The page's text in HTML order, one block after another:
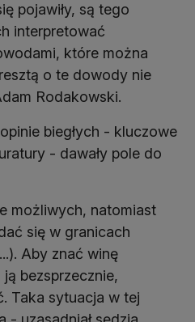
pojawiły, są tego
interpretować
które można
o te dowody nie
Rodakowski.
biegłych - kluczowe
- dawały pole do
możliwych, natomiast
się w granicach
Aby znać winę
bezsprzecznie,
Taka sytuacja w tej